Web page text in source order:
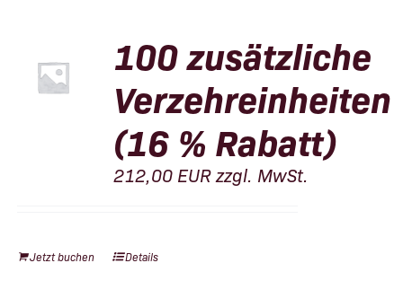
100 zusätzliche
Verzehreinheiten
(16 % Rabatt)
212,00EURzzgl. MwSt.
Jetzt buchen Details